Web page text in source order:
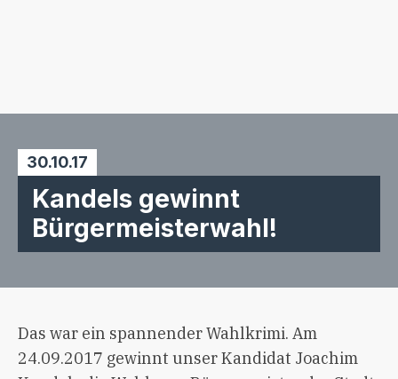
30.10.17
Kandels gewinnt
Bürgermeisterwahl!
Das war ein spannender Wahlkrimi. Am
24.09.2017 gewinnt unser Kandidat Joachim